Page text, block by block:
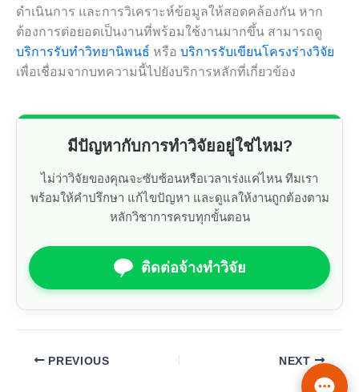
ดำเนินการ และการวิเคราะห์ข้อมูลให้สอดคล้องกัน หาก
ต้องการต่อยอดเป็นงานที่พร้อมใช้งานมากขึ้น สามารถดู
บริการรับทำวิทยานิพนธ์ หรือ บริการรับเขียนโครงร่างวิจัย
เพื่อเชื่อมจากบทความนี้ไปยังบริการหลักที่เกี่ยวข้อง
มีปัญหากับการทำวิจัยอยู่ใช่ไหม?
ไม่ว่าวิจัยของคุณจะซับซ้อนหรือเวลาเร่งแค่ไหน ทีมเรา
พร้อมให้คำปรึกษา แก้ไขปัญหา และดูแลให้งานถูกต้องตาม
หลักวิชาการครบทุกขั้นตอน
ติดต่อจ้างทำวิจัย
PREVIOUS NEXT